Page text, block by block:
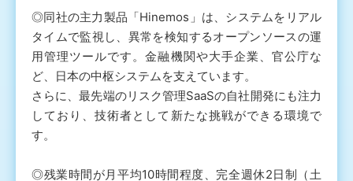
◎同社の主力製品「Hinemos」は、システムをリアル
タイムで監視し、異常を検知するオープンソースの運
用管理ツールです。金融機関や大手企業、官公庁な
ど、日本の中枢システムを支えています。
さらに、最先端のリスク管理SaaSの自社開発にも注力
しており、技術者として新たな挑戦ができる環境で
す。
◎残業時間が月平均10時間程度、完全週休2日制（土